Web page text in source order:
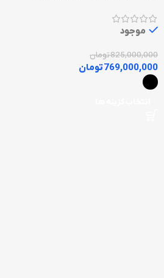
موجود
825,000,000تومان
769,000,000تومان